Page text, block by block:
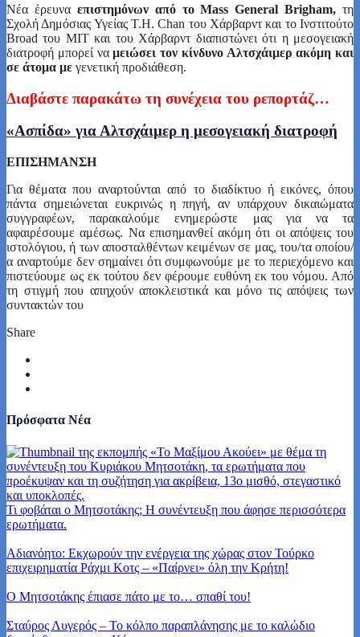
Nέα έρευναεπιστημόνων από το Mass General Brigham, τη
Σχολή Δημόσιας Υγείας T.H. Chan του Χάρβαρντ και το Ινστιτούτο
Broad του MIT και του Χάρβαρντ διαπιστώνει ότι η μεσογειακή
διατροφή μπορεί ναμειώσει τον κίνδυνο Αλτσχάιμερ ακόμη και
σε άτομα με γενετική προδιάθεση.
Διαβάστε παρακάτω τη συνέχεια του ρεπορτάζ…
«Ασπίδα» για Αλτσχάιμερ η μεσογειακή διατροφή
EΠΙΣΗΜΑΝΣΗ
Για θέματα που αναρτούνται από το διαδίκτυο ή εικόνες, όπου
πάντα σημειώνεται ευκρινώς η πηγή, αν υπάρχουν δικαιώματα
συγγραφέων, παρακαλούμε ενημερώστε μας για να τα
αφαιρέσουμε αμέσως. Να επισημανθεί ακόμη ότι οι απόψεις του
ιστολόγιου, ή των αποσταλθέντων κειμένων σε μας, του/τα οποίου/
α αναρτούμε δεν σημαίνει ότι συμφωνούμε με το περιεχόμενο και
πιστεύουμε ως εκ τούτου δεν φέρουμε ευθύνη εκ του νόμου. Από
τη στιγμή που απηχούν αποκλειστικά και μόνο τις απόψεις των
συντακτών του
Share
Πρόσφατα Νέα
Τι φοβάται ο Μητσοτάκης; Η συνέντευξη που άφησε περισσότερα
ερωτήματα.
Αδιανόητο: Εκχωρούν την ενέργεια της χώρας στον Τούρκο
επιχειρηματία Ράχμι Κοτς – «Παίρνει» όλη την Κρήτη!
Ο Μητσοτάκης έπιασε πάτο με το… σπαθί του!
Σταύρος Λυγερός – Το κόλπο παραπλάνησης με το καλώδιο